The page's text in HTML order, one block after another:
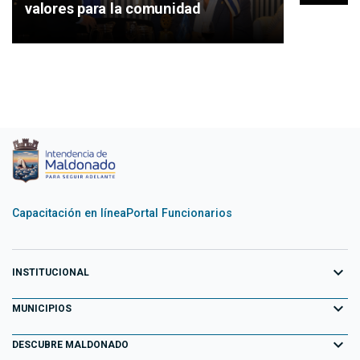
valores para la comunidad
Capacitación en líneaPortal Funcionarios
INSTITUCIONAL expand_more
Equipo de Gobierno
Primeros 100 días
MUNICIPIOS expand_more
Aiguá
DESCUBRE MALDONADO expand_more